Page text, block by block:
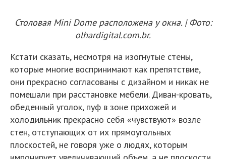
Столовая Mini Dome расположена у окна. | Фото:
olhardigital.com.br.
Кстати сказать, несмотря на изогнутые стены,
которые многие воспринимают как препятствие,
они прекрасно согласованы с дизайном и никак не
помешали при расстановке мебели. Диван-кровать,
обеденный уголок, пуф в зоне прихожей и
холодильник прекрасно себя «чувствуют» возле
стен, отступающих от их прямоугольных
плоскостей, не говоря уже о людях, которым